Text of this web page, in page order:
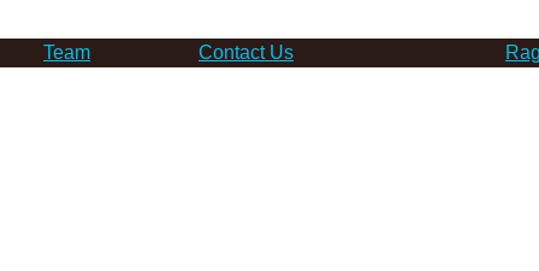
Team Contact Us